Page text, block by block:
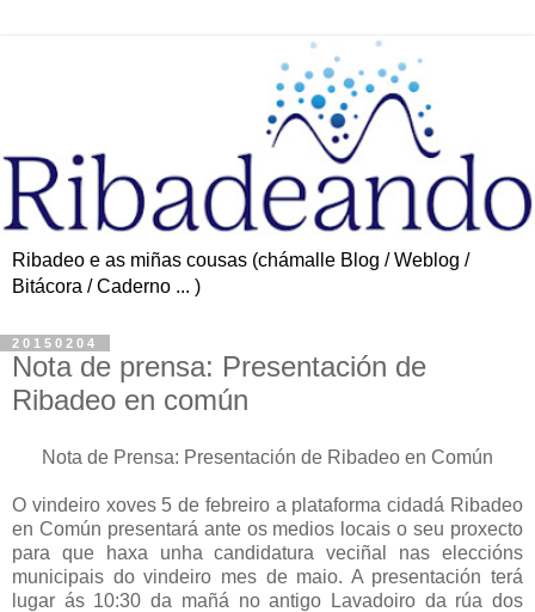
Ribadeo e as miñas cousas (chámalle Blog / Weblog /
Bitácora / Caderno ... )
20150204
Nota de prensa: Presentación de
Ribadeo en común
Nota de Prensa: Presentación de Ribadeo en Común
O vindeiro xoves 5 de febreiro a plataforma cidadá Ribadeo
en Común presentará ante os medios locais o seu proxecto
para que haxa unha candidatura veciñal nas eleccións
municipais do vindeiro mes de maio. A presentación terá
lugar ás 10:30 da mañá no antigo Lavadoiro da rúa dos